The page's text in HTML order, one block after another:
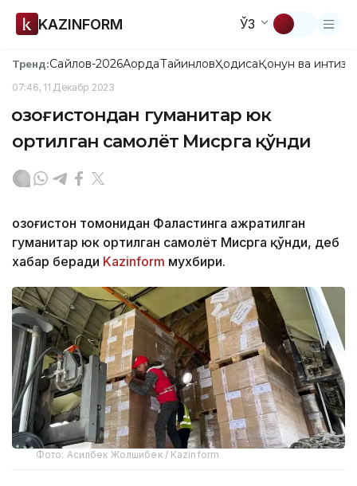
KAZINFORM ЎЗ
Тренд:Сайлов-2026АқордаТайинловҲодисаҚонун ва
07:46, 11 Декабр 2023
Қозоғистондан гуманитар юк
ортилган самолёт Мисрга қўнди
Қозоғистон томонидан Фаластинга ажратилган
гуманитар юк ортилган самолёт Мисрга қўнди, деб
хабар беради Kazinform мухбири.
Фото: Асилбек Жолшибек / Kazinform